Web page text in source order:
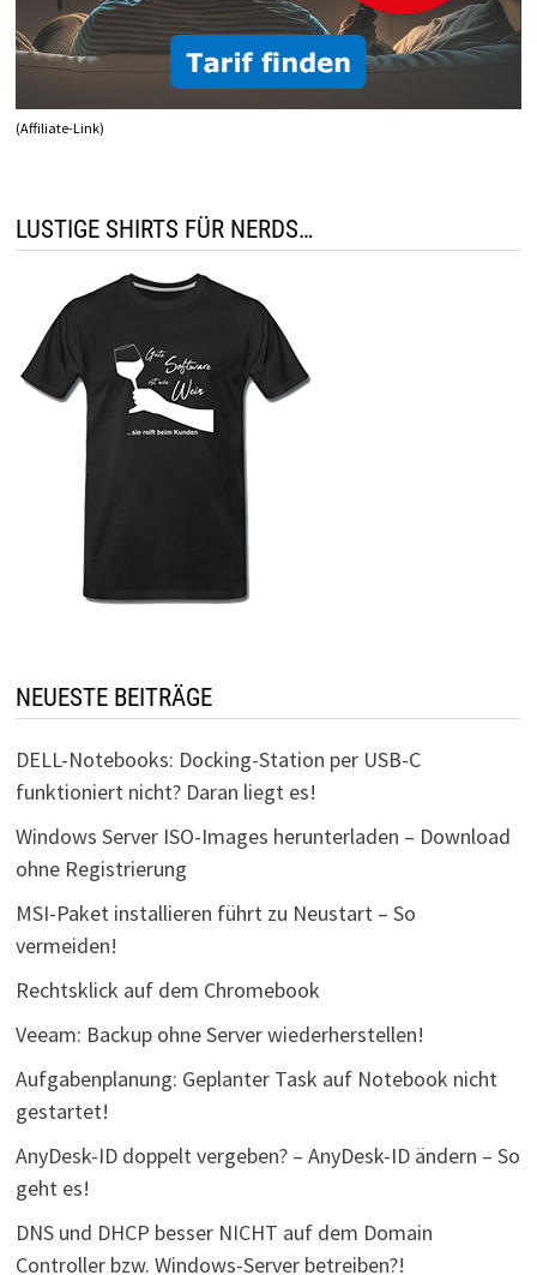
(Affiliate-Link)
LUSTIGE SHIRTS FÜR NERDS…
NEUESTE BEITRÄGE
DELL-Notebooks: Docking-Station per USB-C
funktioniert nicht? Daran liegt es!
Windows Server ISO-Images herunterladen – Download
ohne Registrierung
MSI-Paket installieren führt zu Neustart – So
vermeiden!
Rechtsklick auf dem Chromebook
Veeam: Backup ohne Server wiederherstellen!
Aufgabenplanung: Geplanter Task auf Notebook nicht
gestartet!
AnyDesk-ID doppelt vergeben? – AnyDesk-ID ändern – So
geht es!
DNS und DHCP besser NICHT auf dem Domain
Controller bzw. Windows-Server betreiben?!